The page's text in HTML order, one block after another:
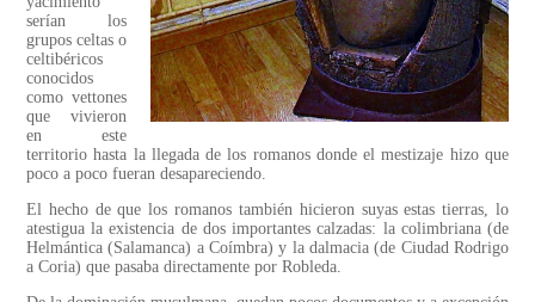
serían los
grupos celtas o
celtibéricos
conocidos
como vettones
que vivieron
en este
territorio hasta la llegada de los romanos donde el mestizaje hizo que
poco a poco fueran desapareciendo.
El hecho de que los romanos también hicieron suyas estas tierras, lo
atestigua la existencia de dos importantes calzadas: la colimbriana (de
Helmántica (Salamanca) a Coímbra) y la dalmacia (de Ciudad Rodrigo
a Coria) que pasaba directamente por Robleda.